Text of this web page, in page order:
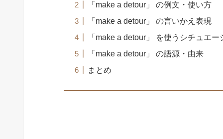
「make a detour」 の例文・使い方
「make a detour」 の言いかえ表現
「make a detour」 を使うシチュエー
「make a detour」 の語源・由来
まとめ